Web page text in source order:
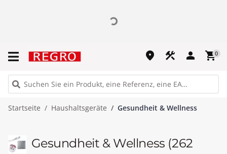
place construction person shopping_cart0
Startseite Haushaltsgeräte Gesundheit & Wellness
Gesundheit & Wellness (262